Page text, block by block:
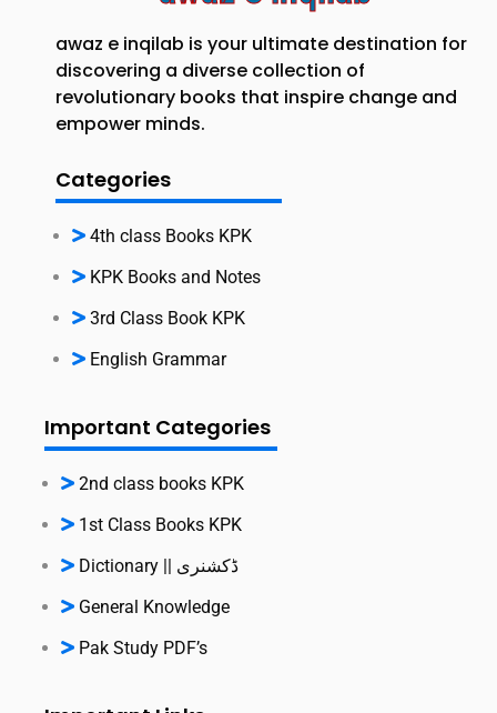
awaz e inqilab is your ultimate destination for
discovering a diverse collection of
revolutionary books that inspire change and
empower minds.
Categories
4th class Books KPK
KPK Books and Notes
3rd Class Book KPK
English Grammar
Important Categories
2nd class books KPK
1st Class Books KPK
Dictionary || ڈکشنری
General Knowledge
Pak Study PDF’s